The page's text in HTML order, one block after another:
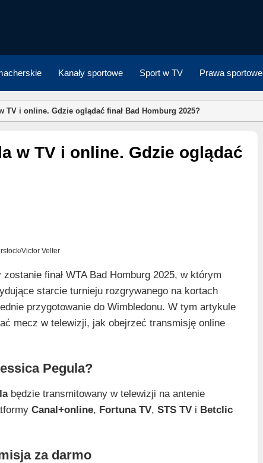
Kanały sportowe Sport w TV Prawa sportowe
TV i online. Gdzie oglądać finał Bad Homburg 2025?
Victor Velter
finał WTA Bad Homburg 2025, w którym
starcie turnieju rozgrywanego na kortach
przygotowanie do Wimbledonu. W tym artykule
mecz w telewizji, jak obejrzeć transmisję online
Pegula?
będzie transmitowany w telewizji na antenie
Canal+online, Fortuna TV, STS TVi Betclic
za darmo